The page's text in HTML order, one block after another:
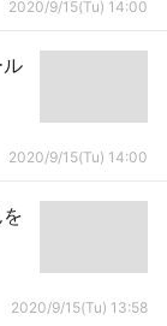
2020/9/15(Tu) 14:00
ル
2020/9/15(Tu) 14:00
2020/9/15(Tu) 13:58